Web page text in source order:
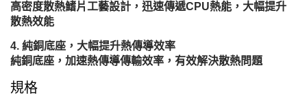
高密度散熱鰭片工藝設計，迅速傳遞CPU熱能，大幅提升
散熱效能
純銅底座，大幅提升熱傳導效率
純銅底座，加速熱傳導傳輸效率，有效解決散熱問題
規格